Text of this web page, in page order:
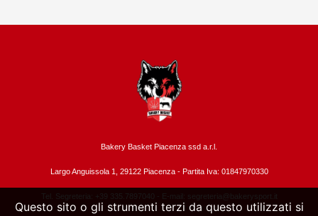
Bakery Basket Piacenza ssd a.r.l.
Largo Anguissola 1, 29122 Piacenza - Partita Iva: 01847970330
Tel. Segreteria: +39 335.7897040 - E-mail: segreteria@bakerysport.it
Questo sito o gli strumenti terzi da questo utilizzati si